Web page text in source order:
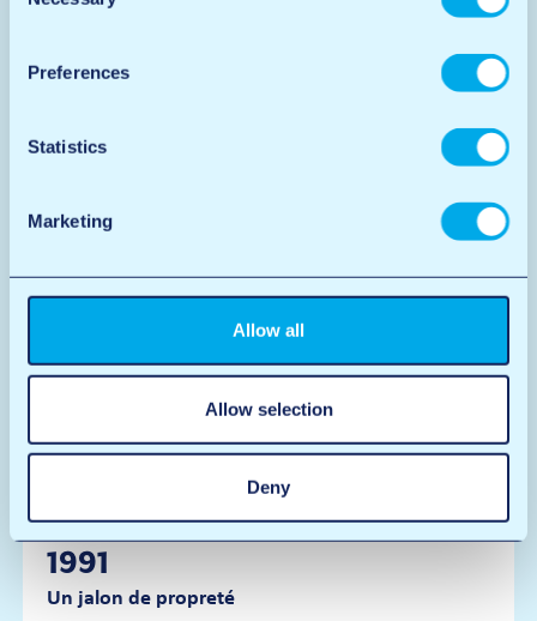
Preferences
Statistics
Marketing
Allow all
Allow selection
Deny
Les frères mettent le cap
ont repris la
direction de l’entreprise. Ils ont développé la société
1991
Un jalon de propreté